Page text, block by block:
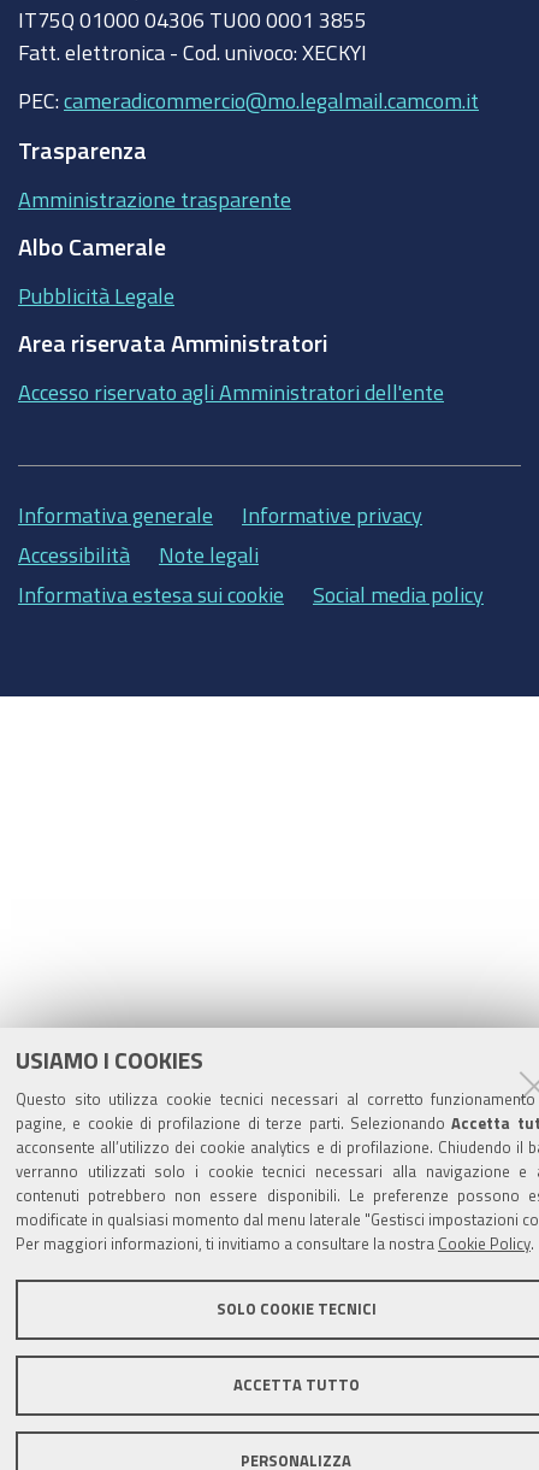
USIAMO I COOKIES
Questo sito utilizza cookie tecnici necessari al corretto funzionamento
pagine, e cookie di profilazione di terze parti. SelezionandoAccetta
acconsente all’utilizzo dei cookie analytics e di profilazione. Chiudendo il
verranno utilizzati solo i cookie tecnici necessari alla navigazione e
contenuti potrebbero non essere disponibili. Le preferenze possono
modificate in qualsiasi momento dal menu laterale "Gestisci impostazioni
Per maggiori informazioni, ti invitiamo a consultare la nostra Cookie Policy
SOLO COOKIE TECNICI
ACCETTA TUTTO
PERSONALIZZA
IT75Q 01000 04306 TU00 0001 3855
Fatt. elettronica - Cod. univoco: XECKYI
PEC: cameradicommercio@mo.legalmail.camcom.it
Trasparenza
Amministrazione trasparente
Albo Camerale
Pubblicità Legale
Area riservata Amministratori
Accesso riservato agli Amministratori dell'ente
Informativa generale
Informative privacy
Accessibilità
Note legali
Informativa estesa sui cookie
Social media policy